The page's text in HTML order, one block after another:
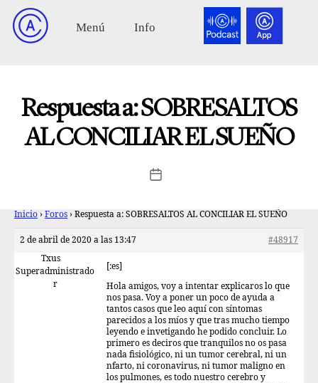
Respuesta a: SOBRESALTOS
AL CONCILIAR EL SUEÑO
Inicio › Foros › Respuesta a: SOBRESALTOS AL CONCILIAR EL SUEÑO
2 de abril de 2020 a las 13:47
#48917
Txus
Superadministrado
r
[:es]
Hola amigos, voy a intentar explicaros lo que
nos pasa. Voy a poner un poco de ayuda a
tantos casos que leo aquí con síntomas
parecidos a los míos y que tras mucho tiempo
leyendo e invetigando he podido concluir. Lo
primero es deciros que tranquilos no os pasa
nada fisiológico, ni un tumor cerebral, ni un
nfarto, ni coronavirus, ni tumor maligno en
los pulmones, es todo nuestro cerebro y